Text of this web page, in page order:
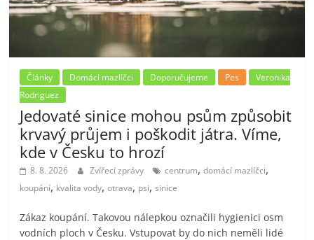
Články Domácí mazlíčci Doporučujeme Pes
Veronika
Rodriguez
Jedovaté sinice mohou psům způsobit
krvavý průjem i poškodit játra. Víme,
kde v Česku to hrozí
8. 8. 2026 Zvířecí zprávy centrum,domácí mazlíčci,
koupání, kvalita vody,otrava, psi,sinice
Zákaz koupání. Takovou nálepkou označili hygienici osm
vodních ploch v Česku. Vstupovat by do nich neměli lidé